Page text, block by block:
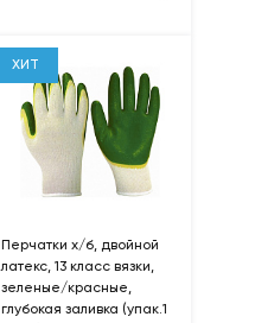
ХИТ
Перчатки х/б, двойной
латекс, 13 класс вязки,
зеленые/красные,
глубокая заливка (упак.1